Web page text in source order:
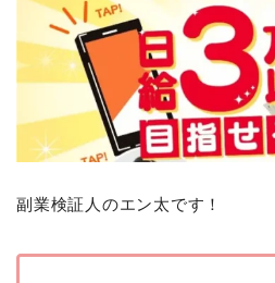
副業検証人のエン太です！